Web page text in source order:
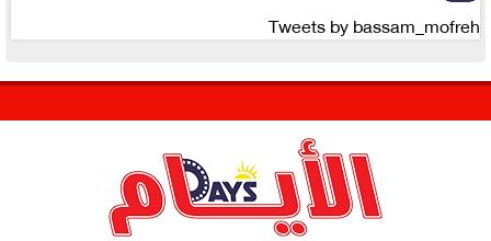
Tweets by bassam_mofreh